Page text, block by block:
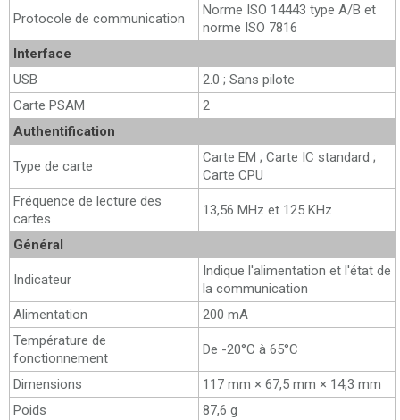
Protocole de communication
Norme ISO 14443 type A/B et
norme ISO 7816
Interface
USB
2.0 ; Sans pilote
Carte PSAM
2
Authentification
Type de carte
Carte EM ; Carte IC standard ;
Carte CPU
Fréquence de lecture des
cartes
13,56 MHz et 125 KHz
Général
Indicateur
Indique l'alimentation et l'état de
la communication
Alimentation
200 mA
Température de
fonctionnement
De -20°C à 65°C
Dimensions
117 mm × 67,5 mm × 14,3 mm
Poids
87,6 g